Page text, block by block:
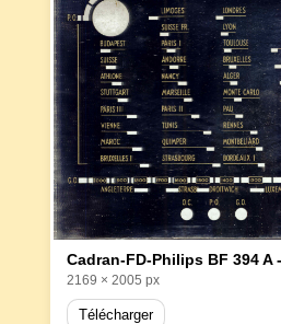
2169 × 2005 px
Télécharger